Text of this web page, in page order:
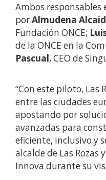
Ambos
porAlmudena
Fundación ONCE;
de la ONCE en la
Pascual, CEO de
“Con este piloto, Las
entre las ciudades
apostando por
avanzadas para
eficiente, inclusivo y
alcalde de Las Rozas
Innova durante su